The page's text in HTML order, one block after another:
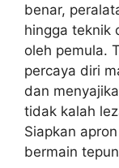
benar,
hingga teknik
oleh pemula.
percaya diri
dan
tidak kalah
Siapkan
bermain